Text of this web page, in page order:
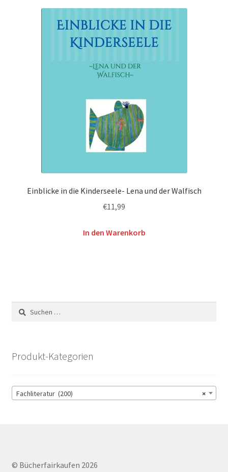
Einblicke in die Kinderseele- Lena und der Walfisch
€11,99
In den Warenkorb
Suchen
nach:
Produkt-Kategorien
×
Fachliteratur (200)
© Bücherfairkaufen 2026